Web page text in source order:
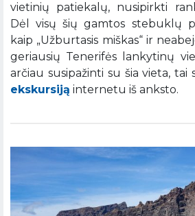
vietinių patiekalų, nusipirkti
Dėl visų šių gamtos stebuklų
kaip „Užburtasis miškas“ ir
geriausių Tenerifės lankytinų
arčiau susipažinti su šia vieta, tai
ekskursiją internetu iš anksto.